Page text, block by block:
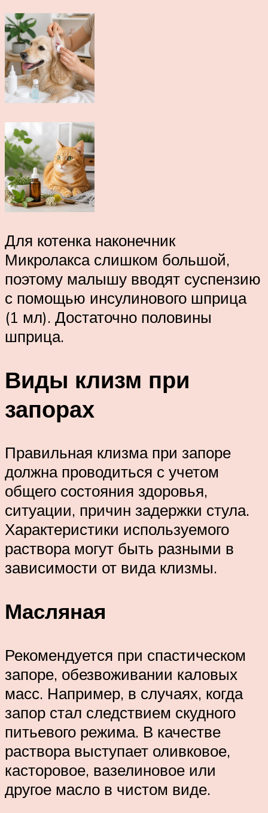
Для котенка наконечник
Микролакса слишком большой,
поэтому малышу вводят суспензию
с помощью инсулинового шприца
(1 мл). Достаточно половины
шприца.
Виды клизм при
запорах
Правильная клизма при запоре
должна проводиться с учетом
общего состояния здоровья,
ситуации, причин задержки стула.
Характеристики используемого
раствора могут быть разными в
зависимости от вида клизмы.
Масляная
Рекомендуется при спастическом
запоре, обезвоживании каловых
масс. Например, в случаях, когда
запор стал следствием скудного
питьевого режима. В качестве
раствора выступает оливковое,
касторовое, вазелиновое или
другое масло в чистом виде.